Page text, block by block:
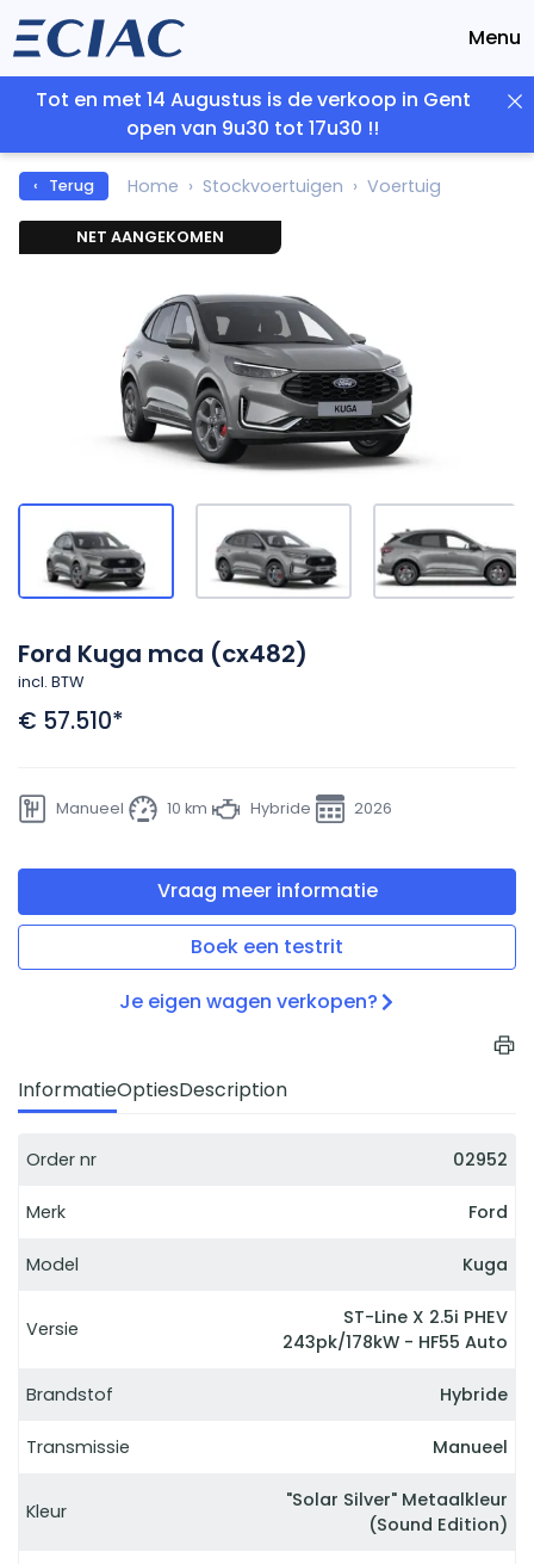
Menu
Tot en met 14 Augustus is de verkoop in Gent
open van 9u30 tot 17u30 !!
‹ Terug Home Stockvoertuigen Voertuig
NET AANGEKOMEN
Ford Kuga mca (cx482)
incl. BTW
€ 57.510*
Vraag meer informatie
Boek een testrit
Je eigen wagen verkopen?
Manueel 10 km Hybride 2026
InformatieOptiesDescription
Order nr 02952
Merk Ford
Model Kuga
Versie
ST-Line X 2.5i PHEV
243pk/178kW - HF55 Auto
Brandstof Hybride
Transmissie Manueel
Kleur
"Solar Silver" Metaalkleur
(Sound Edition)